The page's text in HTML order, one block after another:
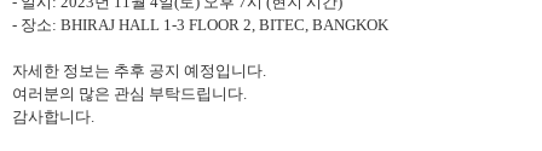
- 장소: BHIRAJ HALL 1-3 FLOOR 2, BITEC, BANGKOK
자세한 정보는 추후 공지 예정입니다.
여러분의 많은 관심 부탁드립니다.
감사합니다.